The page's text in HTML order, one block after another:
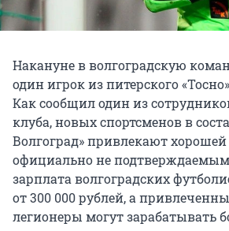
Накануне в волгоградскую
один игрок из питерского «Тосно»
Как сообщил один из
клуба, новых спортсменов в
Волгоград» привлекают
официально не подтверждаемым
зарплата волгоградских
от 300 000 рублей, а
легионеры могут зарабатывать